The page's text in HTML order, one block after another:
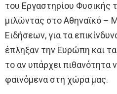
του Εργαστηρίου Φυσικής
μιλώντας στο Αθηναϊκό –
Ειδήσεων, για τα
έπληξαν την Ευρώπη και
το αν υπάρχει πιθανότητα
φαινόμενα στη χώρα μας.